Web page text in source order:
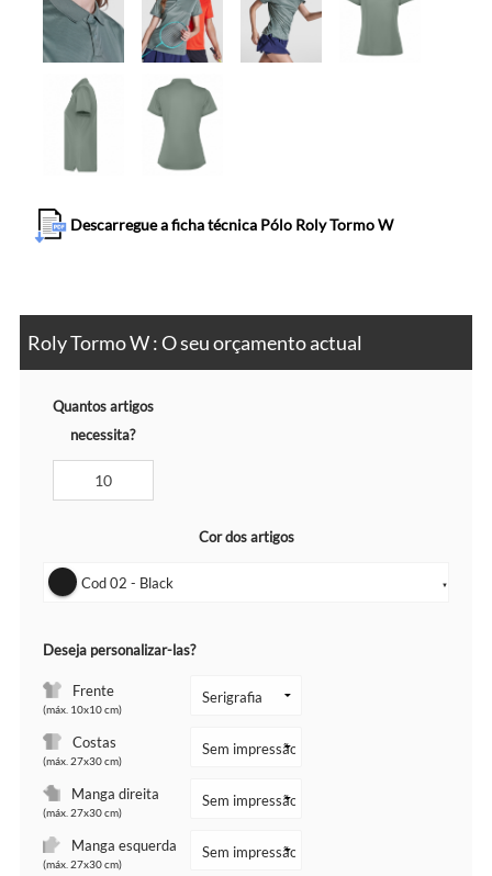
Descarregue a ficha técnica Pólo Roly Tormo W
Roly Tormo W : O seu orçamento actual
Quantos artigos
necessita?
Cor dos artigos
Cod 02 - Black ▼
Deseja personalizar-las?
Frente
(máx. 10x10 cm)
Costas
(máx. 27x30 cm)
Manga direita
(máx. 27x30 cm)
Manga esquerda
(máx. 27x30 cm)